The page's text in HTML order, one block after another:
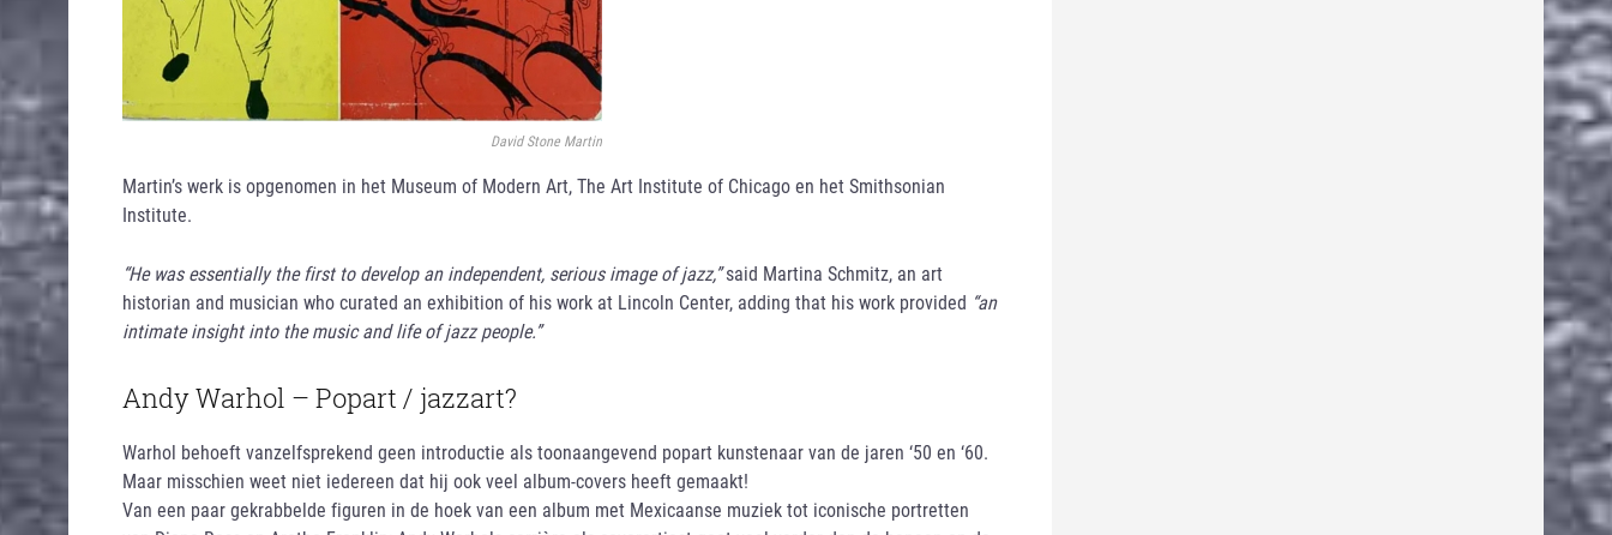
David Stone Martin
Martin’s werk is opgenomen in het Museum of Modern Art, The Art Institute of Chicago en het Smithsonian
Institute.
“He was essentially the first to develop an independent, serious image of jazz,”said Martina Schmitz, an art
historian and musician who curated an exhibition of his work at Lincoln Center, adding that his work provided “an
intimate insight into the music and life of jazz people.”
Andy Warhol – Popart / jazzart?
Warhol behoeft vanzelfsprekend geen introductie als toonaangevend popart kunstenaar van de jaren ‘50 en ‘60.
Maar misschien weet niet iedereen dat hij ook veel album-covers heeft gemaakt!
Van een paar gekrabbelde figuren in de hoek van een album met Mexicaanse muziek tot iconische portretten